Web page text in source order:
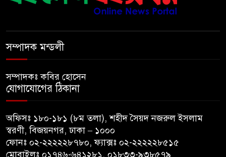
মধ্যপ্রাচ্যে যুক্তরাষ্ট্র-ইরান পাল্টাপাল্টি
হামলা অব্যাহত, উত্তেজনা আরও
তীব্র
সম্পাদক মন্ডলী
সম্পাদকঃ কবির হোসেন
যোগাযোগের ঠিকানা
অফিসঃ ১৮০-১৮১ (৮ম তলা), শহীদ সৈয়দ নজরুল ইসলাম
স্বরণী, বিজয়নগর, ঢাকা – ১০০০
ফোনঃ ০২-২২২২২৮৭৮০, ফ্যাক্সঃ ০২-২২২২২৮৫১৫
মোবাইলঃ ০১৭৪৬-৬৪১২৮১, ০১৮৩৩-৯৩৮৫৭৯